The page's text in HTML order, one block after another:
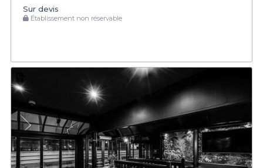
Sur devis
Établissement non réservable